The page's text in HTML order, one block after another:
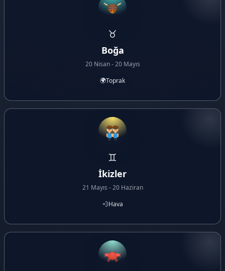
♉
Boğa
20 Nisan - 20 Mayıs
🌍Toprak
♊
İkizler
21 Mayıs - 20 Haziran
💨Hava